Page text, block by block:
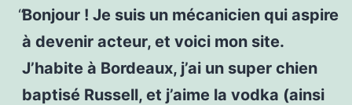
Bonjour ! Je suis un mécanicien qui aspire
à devenir acteur, et voici mon site.
J’habite à Bordeaux, j’ai un super chien
baptisé Russell, et j’aime la vodka (ainsi